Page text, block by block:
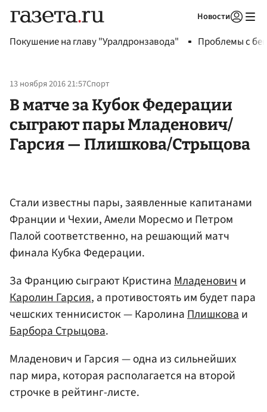
Новости
Покушение на главу "Уралдронзавода" Проблемы с
13 ноября 2016 21:57Спорт
В матче за Кубок Федерации
сыграют пары Младенович/
Гарсия — Плишкова/Стрыцова
Стали известны пары, заявленные капитанами
Франции и Чехии, Амели Моресмо и Петром
Палой соответственно, на решающий матч
финала Кубка Федерации.
За Францию сыграют КристинаМладеновичи
Каролин Гарсия, а противостоять им будет пара
чешских теннисисток — КаролинаПлишковаи
Барбора Стрыцова.
Младенович и Гарсия — одна из сильнейших
пар мира, которая располагается на второй
строчке в рейтинг-листе.